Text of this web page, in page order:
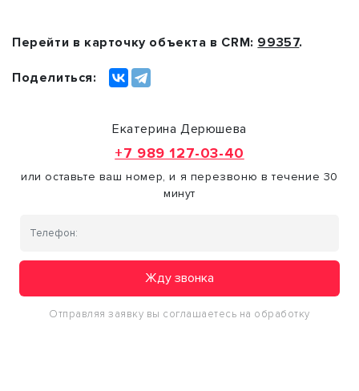
Перейти в карточку объекта в CRM: 99357.
Поделиться:
Екатерина Дерюшева
+7 989 127-03-40
или оставьте ваш номер, и я перезвоню в течение 30
минут
Жду звонка
Отправляя заявку вы соглашаетесь на обработку